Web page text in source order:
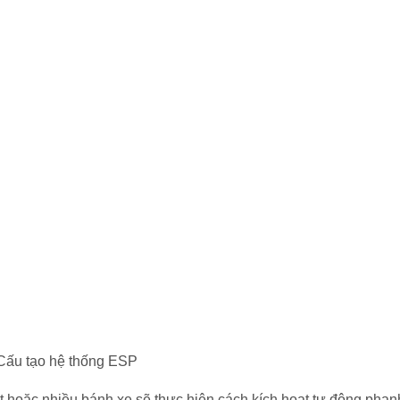
tạo hệ thống ESP